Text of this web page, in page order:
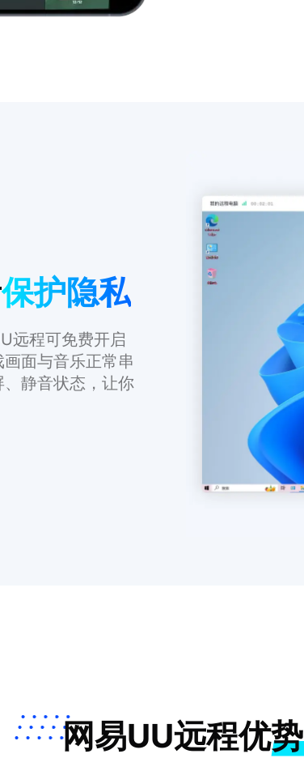
保护隐私
远程可免费开启
面与音乐正常串
静音状态，让你
网易UU远程优势